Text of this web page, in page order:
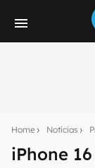
Home Notícias
iPhone
notícias e